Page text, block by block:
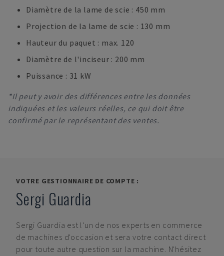
Diamètre de la lame de scie : 450 mm
Projection de la lame de scie : 130 mm
Hauteur du paquet : max. 120
Diamètre de l'inciseur : 200 mm
Puissance : 31 kW
*Il peut y avoir des différences entre les données
indiquées et les valeurs réelles, ce qui doit être
confirmé par le représentant des ventes.
VOTRE GESTIONNAIRE DE COMPTE :
Sergi Guardia
Sergi Guardia est l'un de nos experts en commerce
de machines d'occasion et sera votre contact direct
pour toute autre question sur la machine. N'hésitez